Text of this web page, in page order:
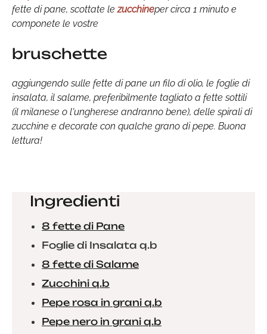
fette di pane, scottate lezucchineper circa 1 minuto e
componete le vostre
bruschette
aggiungendo sulle fette di pane un filo di olio, le foglie di
insalata, il salame, preferibilmente tagliato a fette sottili
(il milanese o l'ungherese andranno bene), delle spirali di
zucchine e decorate con qualche grano di pepe. Buona
lettura!
Ingredienti
8 fette di Pane
Foglie di Insalata q.b
8 fette di Salame
Zucchini q.b
Pepe rosa in grani q.b
Pepe nero in grani q.b